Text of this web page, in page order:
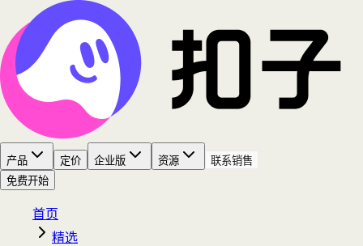
产品 定价 企业版 资源
联系销售
免费开始
首页
精选